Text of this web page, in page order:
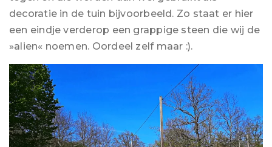
decoratie in de tuin bijvoorbeeld. Zo staat er hier
een eindje verderop een grappige steen die wij de
»alien« noemen. Oordeel zelf maar :).